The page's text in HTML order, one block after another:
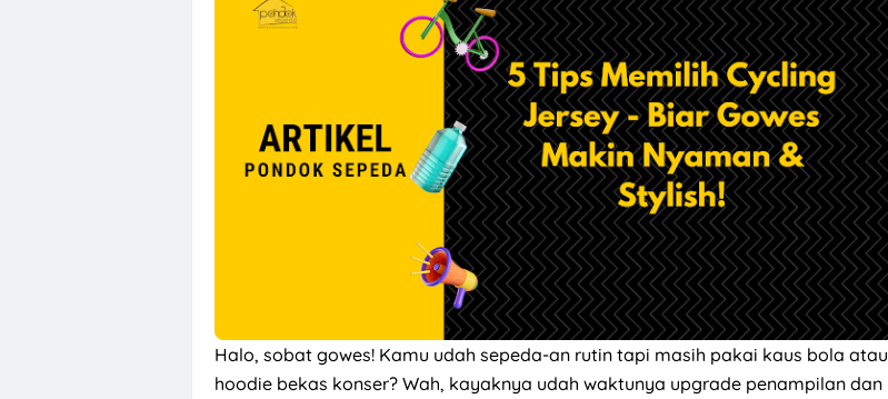
Halo, sobat gowes! Kamu udah sepeda-an rutin tapi masih pakai kaus bola atau
hoodie bekas konser? Wah, kayaknya udah waktunya upgrade penampilan dan